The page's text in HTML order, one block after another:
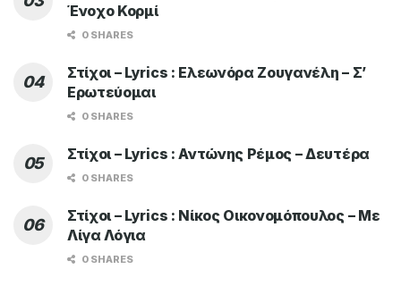
Ένοχο Κορμί
0 SHARES
Στίχοι – Lyrics : Ελεωνόρα Ζουγανέλη – Σ’
Ερωτεύομαι
0 SHARES
Στίχοι – Lyrics : Αντώνης Ρέμος – Δευτέρα
0 SHARES
Στίχοι – Lyrics : Νίκος Οικονομόπουλος – Με
Λίγα Λόγια
0 SHARES